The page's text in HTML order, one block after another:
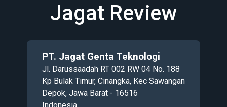
Jagat Review
PT. Jagat Genta Teknologi
Jl. Darussaadah RT 002 RW 04 No. 188
Kp Bulak Timur, Cinangka, Kec Sawangan
Depok, Jawa Barat - 16516